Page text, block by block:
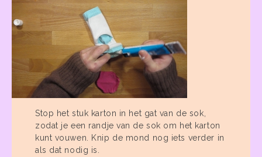
Stop het stuk karton in het gat van de sok,
zodat je een randje van de sok om het karton
kunt vouwen. Knip de mond nog iets verder in
als dat nodig is.